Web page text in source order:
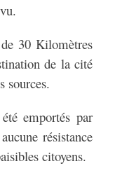
30 Kilomètres
de la cité
sources.
emportés par
résistance
citoyens.